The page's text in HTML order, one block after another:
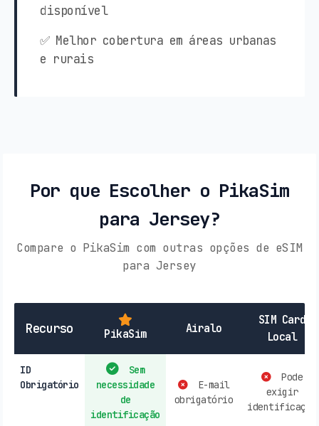
disponível
✅ Melhor cobertura em áreas urbanas
e rurais
Por que Escolher o PikaSim
para Jersey?
Compare o PikaSim com outras opções de eSIM
para Jersey
Recurso PikaSim Airalo
SIM Card
Local
ID
Obrigatório
Sem
necessidade
de
identificação
E-mail
obrigatório
Pode
exigir
identificação